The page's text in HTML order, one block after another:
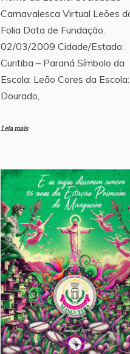
Carnavalesca Virtual Leões
Folia Data de Fundação:
02/03/2009 Cidade/Estado:
Curitiba – Paraná Símbolo da
Escola: Leão Cores da Escola:
Dourado,
Leia mais